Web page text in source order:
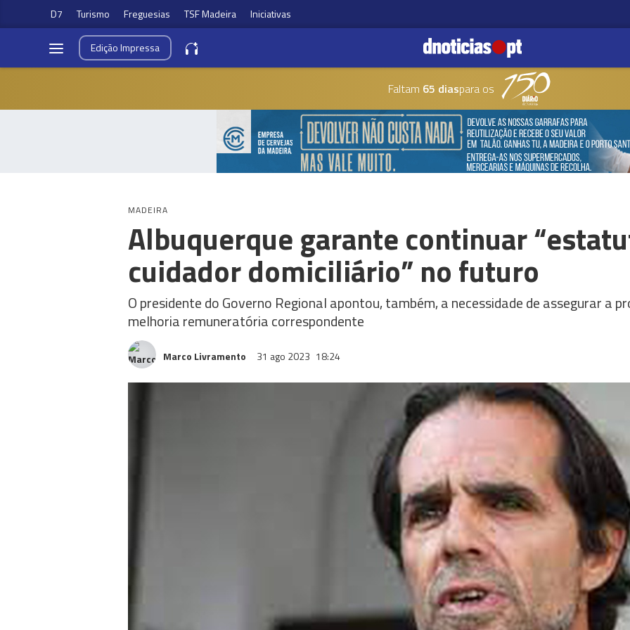
D7 Turismo Freguesias TSF Madeira Iniciativas
EdiçãoImpressa
Faltam 65 diaspara os
MADEIRA
Albuquerque garante continuar
cuidador domiciliário” no futuro
O presidente do Governo Regional apontou, também, a necessidade de assegurar a
melhoria remuneratória correspondente
Marco Livramento 31 ago 2023 18:24